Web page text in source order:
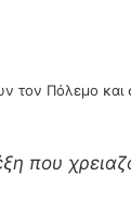
τον Πόλεμο και
που